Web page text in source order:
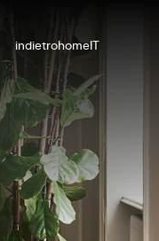
indietrohomeIT